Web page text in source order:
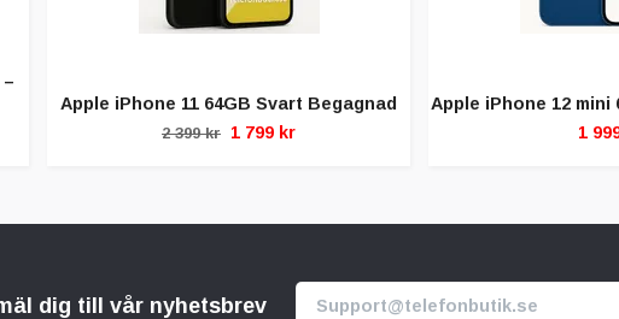
–
Apple iPhone 11 64GB Svart Begagnad
2 399 kr 1 799 kr
Apple iPhone 12 mini
1
dig till vår nyhetsbrev